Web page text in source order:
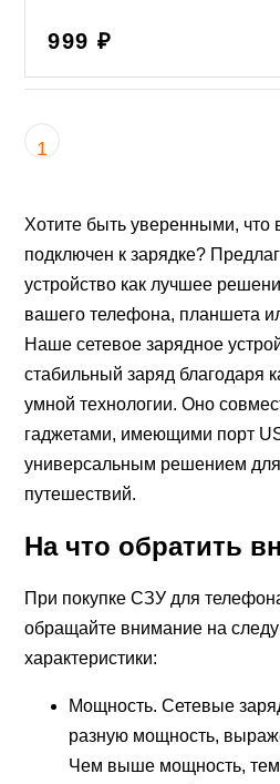
999 ₽
1
Хотите быть уверенными, что
подключен к зарядке?
устройство как лучшее
вашего телефона, планшета
Наше сетевое зарядное
стабильный заряд благодаря
умной технологии. Оно
гаджетами, имеющими порт
универсальным решением
путешествий.
На что обратить
При покупке СЗУ для
обращайте внимание на
характеристики:
Мощность. Сетевые
разную мощность,
Чем выше мощность, тем